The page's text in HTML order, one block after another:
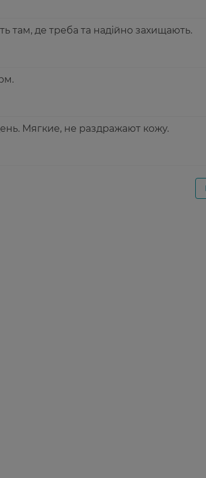
там, де треба та надійно захищають.
Мягкие, не раздражают кожу.